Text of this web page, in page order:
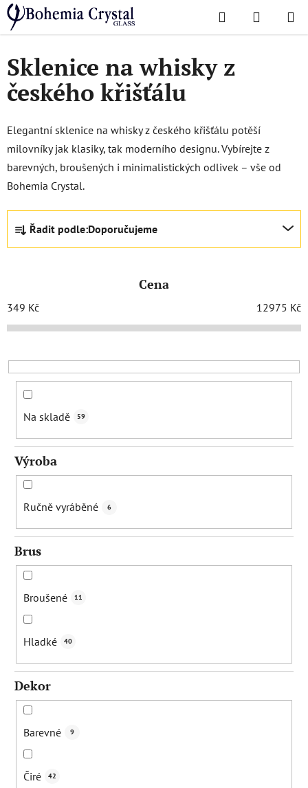
Přejít
na
obsah
Hledat
KOŠÍK
Domů
/ Sklenice Sklenice na whisky
Sklenice na whisky z
českého křišťálu
Elegantní sklenice na whisky z českého křišťálu potěší
milovníky jak klasiky, tak moderního designu. Vybírejte z
barevných, broušených i minimalistických odlivek – vše od
Bohemia Crystal.
Ř
z
í
p
o
d
ů
Řadit podle:Doporučujeme
Cena
349 Kč 12975 Kč
Na skladě 59
Výroba
Ručně vyráběné 6
Brus
Broušené 11
Hladké 40
Dekor
Barevné 9
Čiré 42